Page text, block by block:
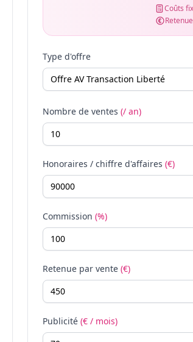
Coûts
Type d'offre
Nombre de ventes (/ an)
Honoraires / chiffre d'affaires (€)
Commission (%)
Retenue par vente (€)
Publicité (€ / mois)